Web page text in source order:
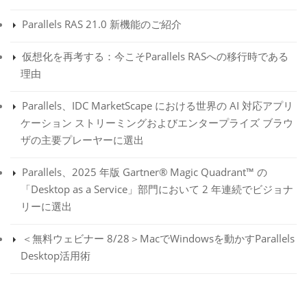
Parallels RAS 21.0 新機能のご紹介
仮想化を再考する：今こそParallels RASへの移行時である
理由
Parallels、IDC MarketScape における世界の AI 対応アプリ
ケーション ストリーミングおよびエンタープライズ ブラウ
ザの主要プレーヤーに選出
Parallels、2025 年版 Gartner® Magic Quadrant™ の
「Desktop as a Service」部門において 2 年連続でビジョナ
リーに選出
＜無料ウェビナー 8/28＞MacでWindowsを動かすParallels
Desktop活用術